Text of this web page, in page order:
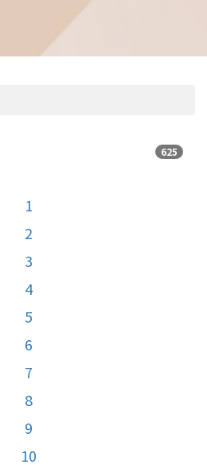
625
1
2
3
4
5
6
7
8
9
10